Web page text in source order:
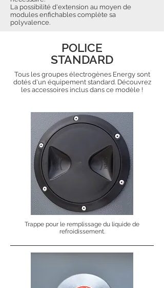
La possibilité d'extension au moyen de
modules enfichables complète sa
polyvalence.
POLICE
STANDARD
Tous les groupes électrogènes Energy sont
dotés d'un équipement standard. Découvrez
les accessoires inclus dans ce modèle !
Trappe pour le remplissage du liquide de
refroidissement.